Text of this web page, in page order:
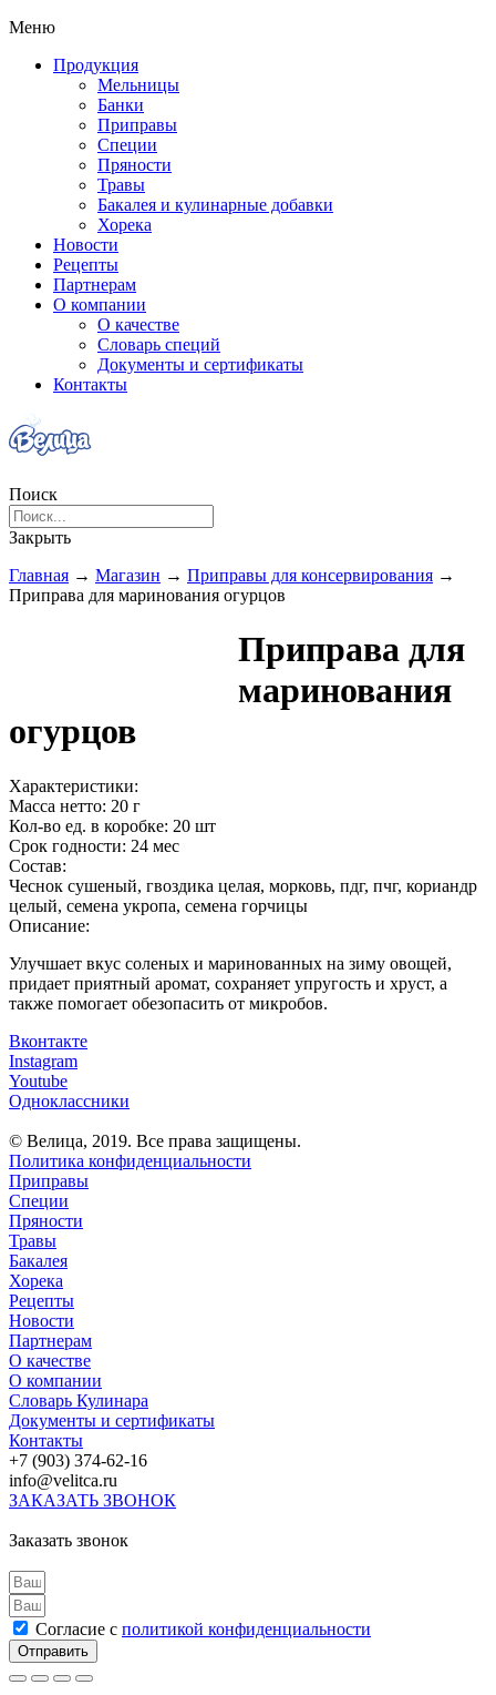
Меню
Продукция
Мельницы
Банки
Приправы
Специи
Пряности
Травы
Бакалея и кулинарные добавки
Хорека
Новости
Рецепты
Партнерам
О компании
О качестве
Словарь специй
Документы и сертификаты
Контакты
Поиск
Закрыть
Главная → Магазин → Приправы для консервирования →
Приправа для маринования огурцов
Приправа для
маринования
огурцов
Характеристики:
Масса нетто: 20 г
Кол-во ед. в коробке: 20 шт
Срок годности: 24 мес
Состав:
Чеснок сушеный, гвоздика целая, морковь, пдг, пчг, кориандр
целый, семена укропа, семена горчицы
Описание:
Улучшает вкус соленых и маринованных на зиму овощей,
придает приятный аромат, сохраняет упругость и хруст, а
также помогает обезопасить от микробов.
Вконтакте
Instagram
Youtube
Одноклассники
© Велица, 2019. Все права защищены.
Политика конфиденциальности
Приправы
Специи
Пряности
Травы
Бакалея
Хорека
Рецепты
Новости
Партнерам
О качестве
О компании
Словарь Кулинара
Документы и сертификаты
Контакты
+7 (903) 374-62-16
info@velitсa.ru
ЗАКАЗАТЬ ЗВОНОК
Заказать звонок
Согласие с политикой конфиденциальности
Отправить